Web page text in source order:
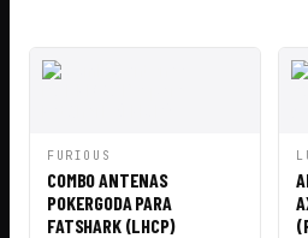
VISTA
FURIOUS
COMBO ANTENAS
POKERGODA PARA
FATSHARK (LHCP)